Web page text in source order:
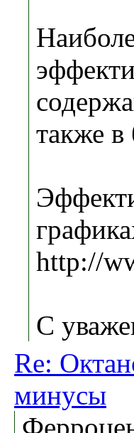
также
http://
С
Re:
минусы